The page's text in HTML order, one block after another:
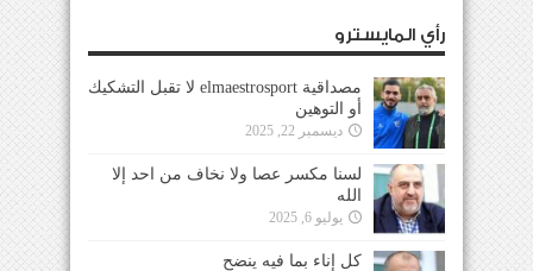
رأي المايسترو
مصداقية elmaestrosport لا تقبل التشكيك
أو التوهين
ديسمبر 22, 2025
لسنا مكسر عصا ولا نخاف من احد إلا
الله
يوليو 6, 2025
كل إناء بما فيه ينضح